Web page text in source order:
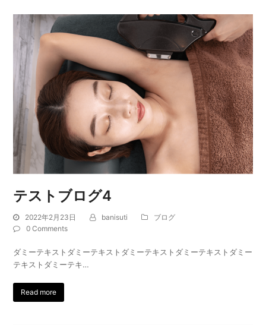
テストブログ4
2022年2月23日 banisuti
ブログ
0 Comments
ダミーテキストダミーテキストダミーテキストダミーテキストダミー
テキストダミーテキ…
Read more